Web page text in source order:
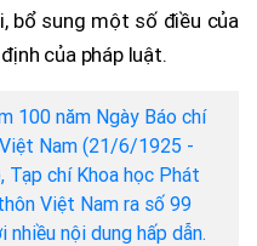
bổ sung một số điều của
của pháp luật.
100 năm Ngày Báo chí
Nam (21/6/1925 -
chí Khoa học Phát
Việt Nam ra số 99
nội dung hấp dẫn.